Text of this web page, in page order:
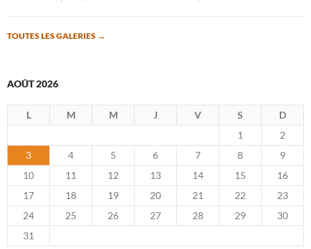
TOUTES LES GALERIES →
AOÛT 2026
L M M J V S
D
1
2
3
4 5 6 7 8
9
10
11 12 13 14 15
16
17
18 19 20 21 22
23
24
25 26 27 28 29
30
31